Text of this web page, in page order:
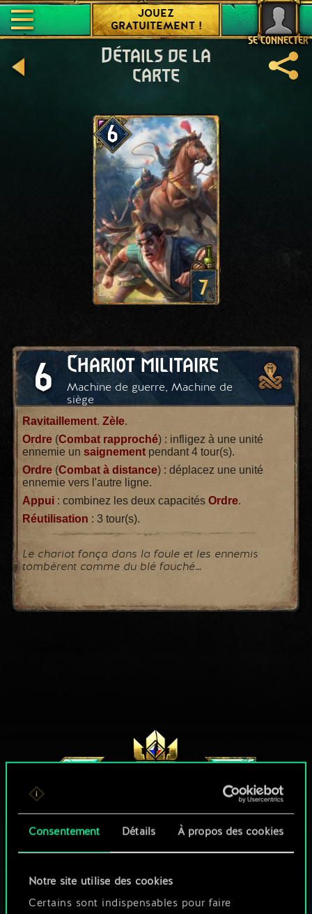
Consentement Détails À propos des cookies
Notre site utilise des cookies
Certains sont indispensables pour faire
SE CONNECTER
JOUEZ
GRATUITEMENT !
Détails de la
carte
6
7
6 Chariot militaire
Machine de guerre, Machine de
siège
Ravitaillement. Zèle.
Ordre (Combat rapproché) : infligez à une unité
ennemie un saignement pendant 4 tour(s).
Ordre (Combat à distance) : déplacez une unité
ennemie vers l'autre ligne.
Appui : combinez les deux capacités Ordre.
Réutilisation : 3 tour(s).
Le chariot fonça dans la foule et les ennemis
tombèrent comme du blé fauché…